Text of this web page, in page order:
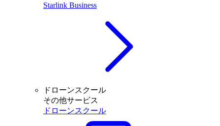
Starlink Business
ドローンスクール
その他サービス
ドローンスクール